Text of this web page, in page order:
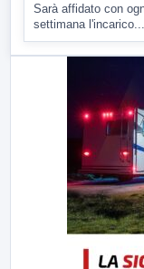
Sarà affidato con
settimana l'incarico...